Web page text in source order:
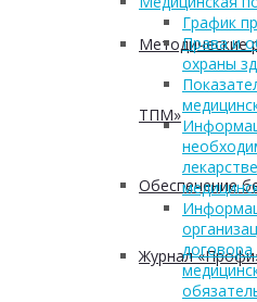
ТПМ»
Обеспечение
Журнал
График
Права и
охраны
договора